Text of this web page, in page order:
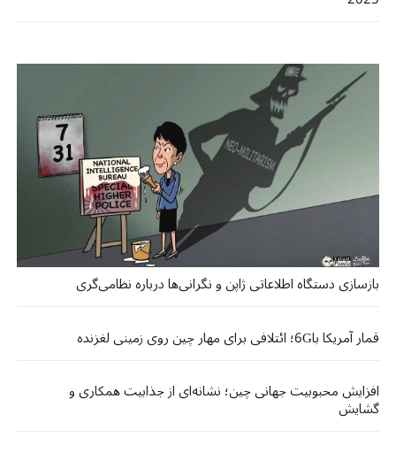
بازسازی دستگاه اطلاعاتی ژاپن و نگرانی‌ها درباره نظامی‌گری
قمار آمریکا با6G؛ ائتلافی برای مهار چین روی زمینی لغزنده
افزایش محبوبیت جهانی چین؛ نشانه‌ای از جذابیت همکاری و
گشایش